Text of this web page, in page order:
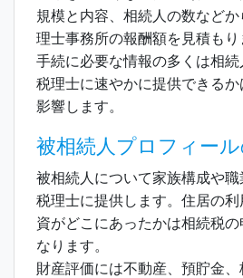
規模と内容、相続人の数など
理士事務所の報酬額を見積も
手続に必要な情報の多くは相続
税理士に速やかに提供できる
影響します。
被相続人プロフィー
被相続人について家族構成や
税理士に提供します。住居の
資がどこにあったかは相続税
なります。
財産評価には不動産、預貯金